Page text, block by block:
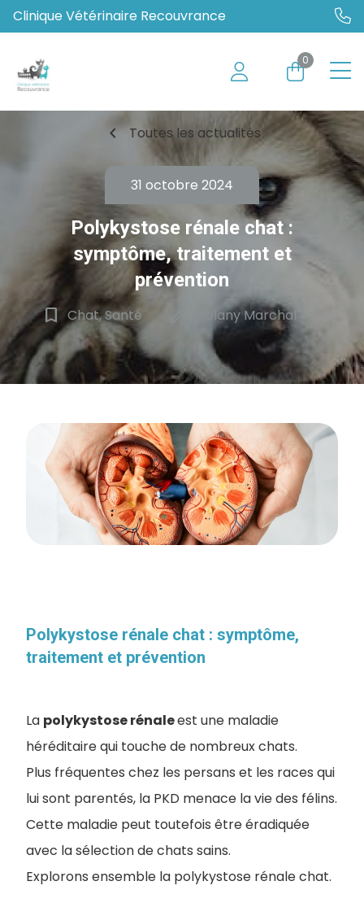
Clinique Vétérinaire Recouvrance
0
chevron_left Toutes les actualités
31 octobre 2024
Polykystose rénale chat :
symptôme, traitement et
prévention
bookmark_border Chat, Santé Mélany Marchal
Polykystose rénale chat : symptôme,
traitement et prévention
La polykystose rénaleest une maladie
héréditaire qui touche de nombreux chats.
Plus fréquentes chez les persans et les races qui
lui sont parentés, la PKD menace la vie des félins.
Cette maladie peut toutefois être éradiquée
avec la sélection de chats sains.
Explorons ensemble la polykystose rénale chat.